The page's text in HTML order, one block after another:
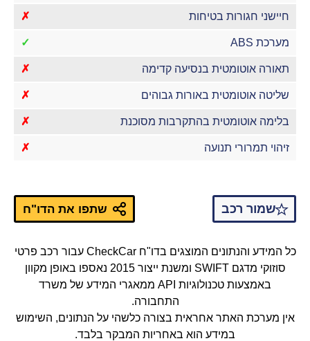
חיישני חגורות בטיחות ✗
מערכת ABS ✓
תאורה אוטומטית בנסיעה קדימה ✗
שליטה אוטומטית באורות גבוהים ✗
בלימה אוטומטית בהתקרבות מסוכנת ✗
זיהוי תמרורי תנועה ✗
שמור רכב שתפו את הדו"ח
כל המידע והנתונים המוצגים בדו"ח CheckCar עבור רכב פרטי
סוזוקי מדגם SWIFT ומשנת ייצור 2015 נאספו באופן מקוון
באמצעות טכנולוגיות API ממאגרי המידע של משרד
התחבורה.
אין מערכת האתר אחראית בצורה כלשהי על הנתונים, השימוש
במידע הוא באחריות המבקר בלבד.